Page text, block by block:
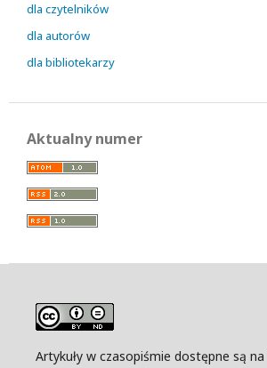
dla czytelników
dla autorów
dla bibliotekarzy
Aktualny numer
Artykuły w czasopiśmie dostępne są na